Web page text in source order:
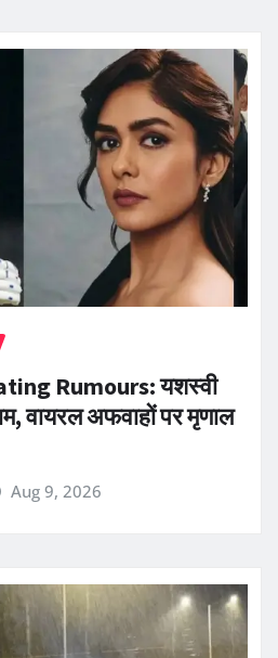
Rumours: यशस्वी
वायरल अफवाहों पर मृणाल
Aug 9, 2026